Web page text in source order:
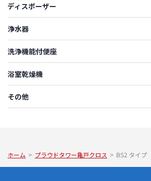
ディスポーザー
浄水器
洗浄機能付便座
浴室乾燥機
その他
ホーム > プラウドタワー亀戸クロス > BS2 タイプ